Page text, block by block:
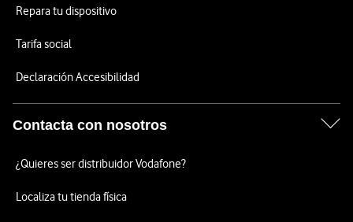
Repara tu dispositivo
Tarifa social
Declaración Accesibilidad
Contacta con nosotros
¿Quieres ser distribuidor Vodafone?
Localiza tu tienda física